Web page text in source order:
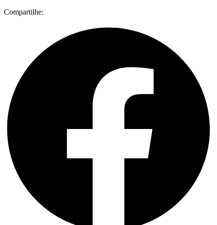
Compartilhe: